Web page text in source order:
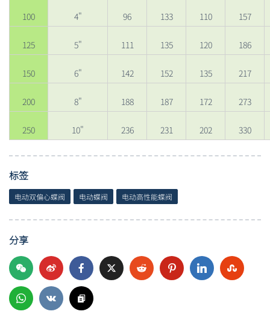
100 4" 96 133 110 157
125 5" 111 135 120 186
150 6" 142 152 135 217
200 8" 188 187 172 273
250 10" 236 231 202 330
标签
电动双偏心蝶阀 电动蝶阀 电动高性能蝶阀
分享